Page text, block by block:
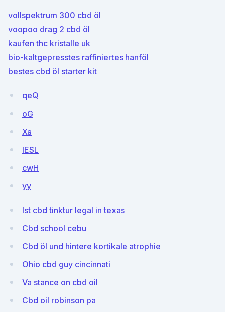
vollspektrum 300 cbd öl
voopoo drag 2 cbd öl
kaufen thc kristalle uk
bio-kaltgepresstes raffiniertes hanföl
bestes cbd öl starter kit
qeQ
oG
Xa
IESL
cwH
yy
Ist cbd tinktur legal in texas
Cbd school cebu
Cbd öl und hintere kortikale atrophie
Ohio cbd guy cincinnati
Va stance on cbd oil
Cbd oil robinson pa